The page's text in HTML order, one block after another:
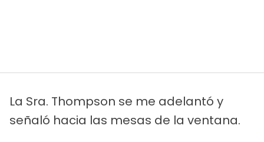
La Sra. Thompson se me adelantó y
señaló hacia las mesas de la ventana.